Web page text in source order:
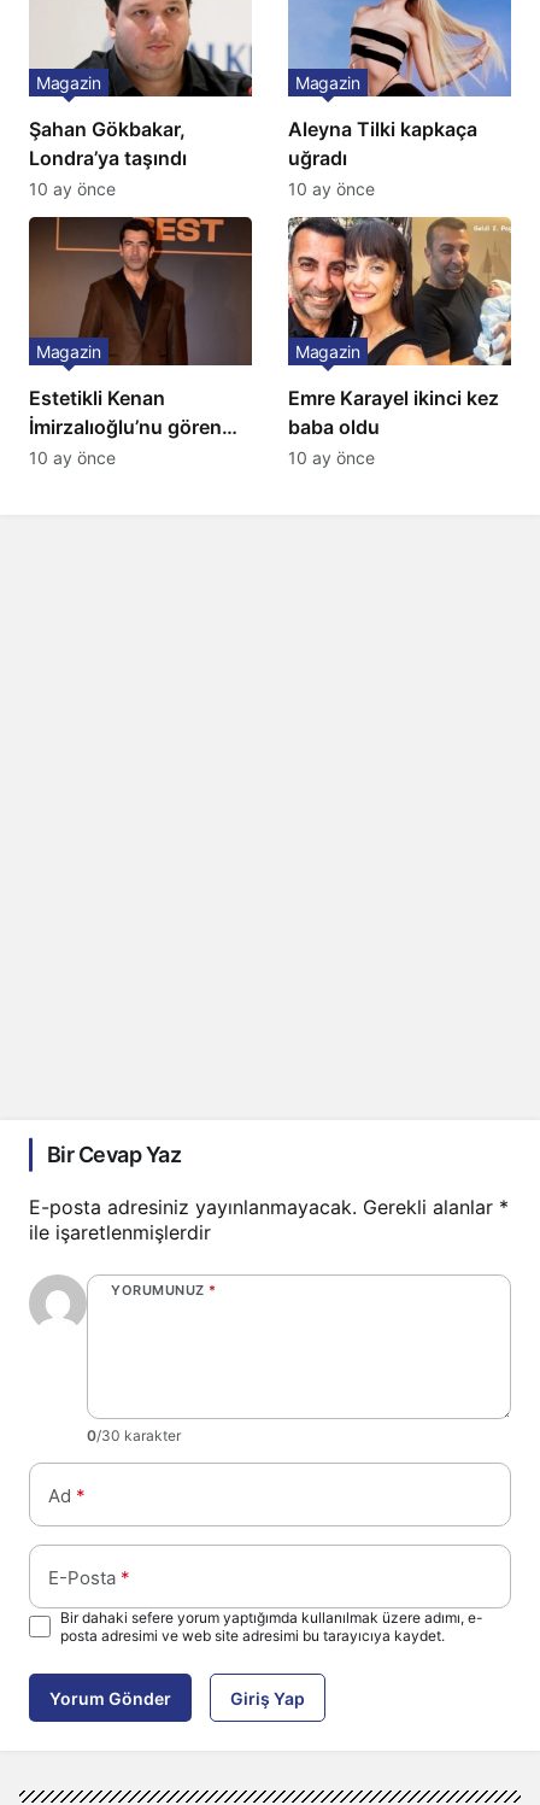
Şahan Gökbakar,
Londra’ya taşındı
Magazin
10 ay önce
Aleyna Tilki kapkaça
uğradı
Magazin
10 ay önce
Estetikli Kenan
İmirzalıoğlu’nu gören
tanıyamıyor: Son hali
Magazin
10 ay önce
Emre Karayel ikinci kez
baba oldu
Magazin
10 ay önce
Bir Cevap Yaz
E-posta adresiniz yayınlanmayacak. Gerekli alanlar *
ile işaretlenmişlerdir
YORUMUNUZ *
0/30 karakter
Ad *
E-Posta *
Bir dahaki sefere yorum yaptığımda kullanılmak üzere adımı, e-
posta adresimi ve web site adresimi bu tarayıcıya kaydet.
Yorum Gönder Giriş Yap